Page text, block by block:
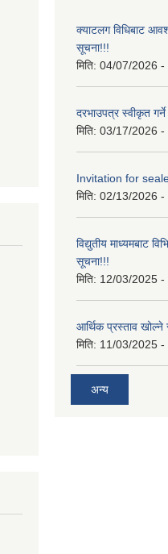
क्याटलग विधिबाट
सूचना!!!
मिति: 04/07/2026 -
दरभाउपत्र स्वीकृत
मिति: 03/17/2026 -
Invitation for
मिति: 02/13/2026 -
विद्युतीय माध्यमबाट
सूचना!!!
मिति: 12/03/2025 -
आर्थिक प्रस्ताव खोल्ने
मिति: 11/03/2025 -
अन्य